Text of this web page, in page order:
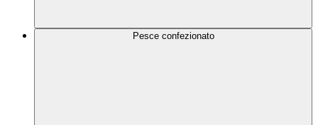
Pesce confezionato